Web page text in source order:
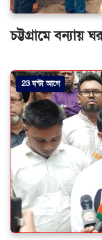
চট্টগ্রামে
23 ঘন্টা আগে